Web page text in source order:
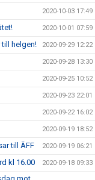
2020-10-03 17:49
2020-10-01 07:59
helgen! 2020-09-29 12:22
2020-09-28 13:30
2020-09-25 10:52
2020-09-23 22:01
2020-09-22 16:02
2020-09-19 18:52
till ÄFF 2020-09-19 06:21
kl 16.00 2020-09-18 09:33